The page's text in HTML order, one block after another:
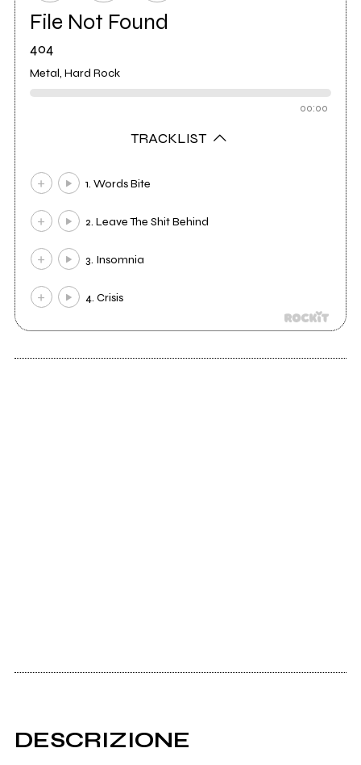
File Not Found
404
Metal, Hard Rock
00:00
TRACKLIST
1. Words Bite
2. Leave The Shit Behind
3. Insomnia
4. Crisis
DESCRIZIONE